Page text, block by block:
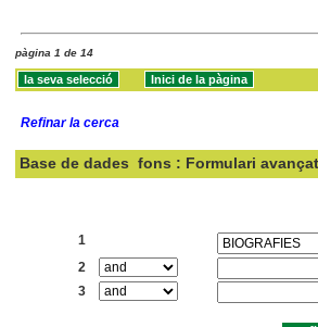
pàgina 1 de 14
Refinar la cerca
Base de dades fons : Formulari avançat
1
2
3